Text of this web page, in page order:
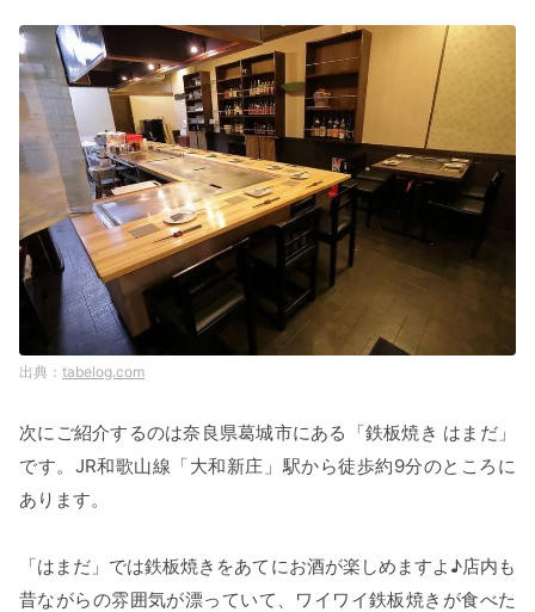
tabelog.com
次にご紹介するのは奈良県葛城市にある「鉄板焼き はまだ」
です。JR和歌山線「大和新庄」駅から徒歩約9分のところに
あります。
「はまだ」では鉄板焼きをあてにお酒が楽しめますよ♪店内も
昔ながらの雰囲気が漂っていて、ワイワイ鉄板焼きが食べた